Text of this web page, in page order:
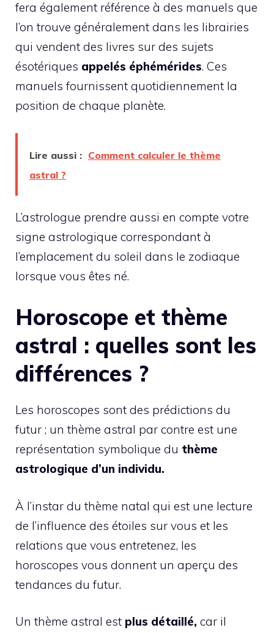
fera également référence à des manuels que
l’on trouve généralement dans les librairies
qui vendent des livres sur des sujets
ésotériques appelés éphémérides. Ces
manuels fournissent quotidiennement la
position de chaque planète.
Lire aussi : Comment calculer le thème
astral ?
L’astrologue prendre aussi en compte votre
signe astrologique correspondant à
l’emplacement du soleil dans le zodiaque
lorsque vous êtes né.
Horoscope et thème
astral : quelles sont les
différences ?
Les horoscopes sont des prédictions du
futur ; un thème astral par contre est une
représentation symbolique du thème
astrologique d’un individu.
À l’instar du thème natal qui est une lecture
de l’influence des étoiles sur vous et les
relations que vous entretenez, les
horoscopes vous donnent un aperçu des
tendances du futur.
Un thème astral est plus détaillé, car il